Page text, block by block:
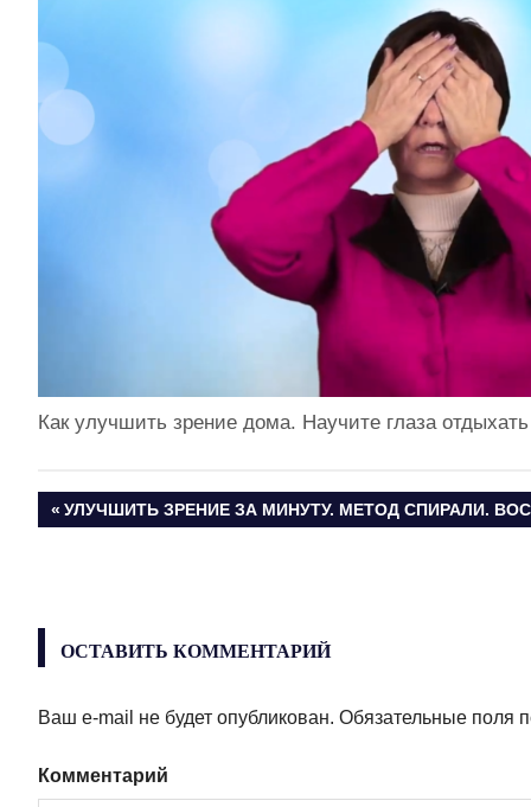
Как улучшить зрение дома. Научите глаза
Навигация
записям
ПРЕДЫДУЩАЯ
УЛУЧШИТЬ ЗРЕНИЕ ЗА МИНУТУ. МЕТОД СПИРАЛИ.
ОСТАВИТЬ КОММЕНТАРИЙ
Ваш e-mail не будет опубликован. Обязательные поля
Комментарий